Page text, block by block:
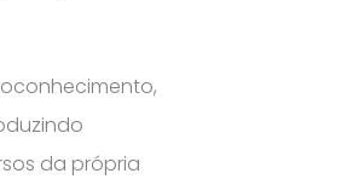
da própria